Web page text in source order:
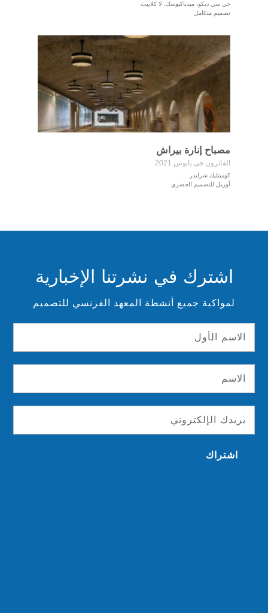
جي سي ديكو، ميدياكيوسك، لا كلاييت
تصميم متكامل
مصباح إنارة بيراش
الفائزون في يانوس 2021
كوميتليك شرايدر
أوريل للتصميم الحضري
اشترك في نشرتنا الإخبارية
لمواكبة جميع أنشطة المعهد الفرنسي للتصميم